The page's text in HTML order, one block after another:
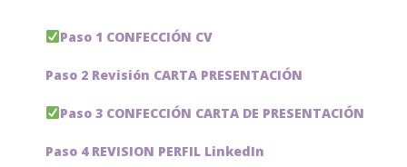
Paso 1 CONFECCIÓN CV
Paso 2 Revisión CARTA PRESENTACIÓN
Paso 3 CONFECCIÓN CARTA DE PRESENTACIÓN
Paso 4 REVISION PERFIL LinkedIn